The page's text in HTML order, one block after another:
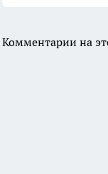
Комментарии на